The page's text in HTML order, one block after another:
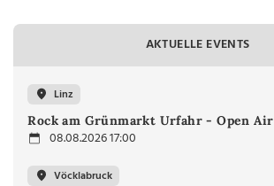
AKTUELLE EVENTS
Linz
Rock am Grünmarkt Urfahr - Open Air
08.08.2026 17:00
Vöcklabruck